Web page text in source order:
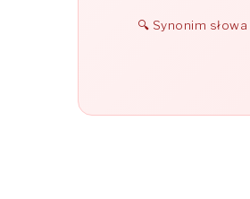
Synonim słowa